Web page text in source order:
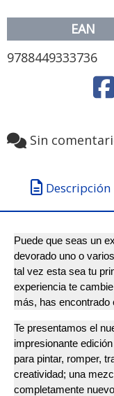
EAN
9788449333736
Sin
Descripción
Puede que seas un
devorado uno o
tal vez esta sea tu
experiencia te
más, has encontrado
Te presentamos el
impresionante
para pintar, romper,
creatividad; una
completamente